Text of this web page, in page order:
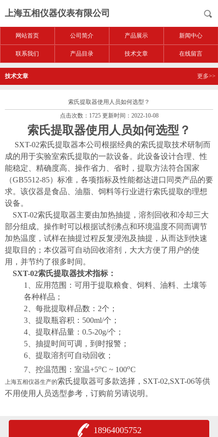
上海五相仪器仪表有限公司
网站首页 公司简介 产品展示 新闻中心
联系我们 产品目录 技术文章 在线留言
技术文章 更多>>
索氏提取器使用人员如何选型？
点击次数：1725 更新时间：2022-10-08
索氏提取器使用人员如何选型？
SXT-02索氏提取器本公司根据经典的索氏提取技术研制而
成的用于实验室索氏提取的一款设备。此设备设计合理、性
能稳定、精确度高、操作省力、省时，提取方法符合国家
（GB5512-85）标准，各项指标及性能都达进口同类产品的要
求。该仪器是食品、油脂、饲料等行业进行索氏提取的理想
设备。
SXT-02索氏提取器主要由加热抽提，溶剂回收和冷却三大
部分组成。操作时可以根据试剂沸点和环境温度不同而调节
加热温度，试样在抽提过程反复浸泡及抽提，从而达到快速
提取目的；本仪器可自动回收溶剂，大大方便了用户的使
用，并节约了很多时间。
SXT-02索氏提取器技术指标：
1、 应用范围：可用于提取粮食、饲料、油料、土壤等
各种样品；
2、 每批提取样品数： 2个；
3、 提取瓶容积： 500ml/个；
4、 提取样品量： 0.5-20g/个；
5、 抽提时间可调，到时报警；
6、 提取溶剂可自动回收；
7、 控温范围：室温+5oC ~ 100oC
上海五相仪器生产的索氏提取器可多款选择， SXT-02,SXT-06等供
不用使用人员选型参考，订购前另请说明。
18964005752